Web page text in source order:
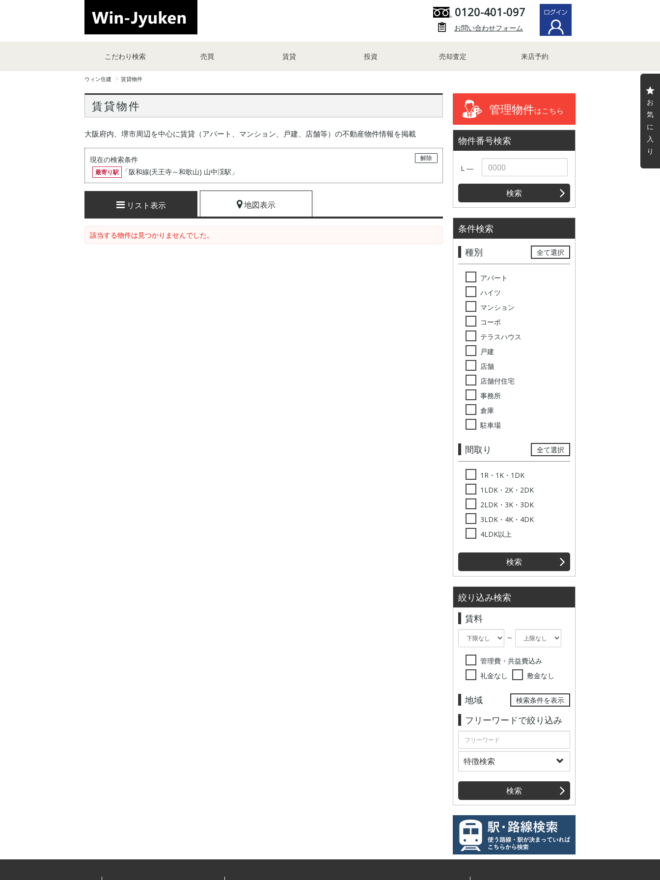
0120-401-097
お問い合わせフォーム
こだわり検索 売買 賃貸 投資 売却査定 来店予約
お
気
に
入
り
ウィン住建 賃貸物件
賃貸物件
大阪府内、堺市周辺を中心に賃貸（アパート、マンション、戸建、店舗等）の不動産物件情報を掲載
現在の検索条件
解除
最寄り駅
「阪和線(天王寺～和歌山) 山中渓駅 」
リスト表示 地図表示
該当する物件は見つかりませんでした。
管理物件はこちら
物件番号検索
L ―
検索
条件検索
種別
全て選択
アパート
ハイツ
マンション
コーポ
テラスハウス
戸建
店舗
店舗付住宅
事務所
倉庫
駐車場
間取り 全て選択
1R・1K・1DK
1LDK・2K・2DK
2LDK・3K・3DK
3LDK・4K・4DK
4LDK以上
検索
絞り込み検索
賃料
～
管理費・共益費込み
礼金なし
敷金なし
地域 検索条件を表示
フリーワードで絞り込み
特徴検索
検索